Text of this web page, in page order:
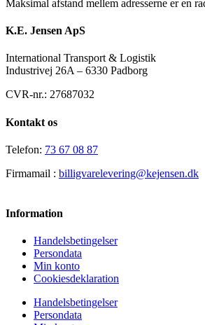
Maksimal afstand mellem adresserne er en
K.E. Jensen ApS
International Transport & Logistik
Industrivej 26A – 6330 Padborg
CVR-nr.: 27687032
Kontakt os
Telefon: 73 67 08 87
Firmamail : billigvarelevering@kejensen.dk
Information
Handelsbetingelser
Persondata
Min konto
Cookiesdeklaration
Handelsbetingelser
Persondata